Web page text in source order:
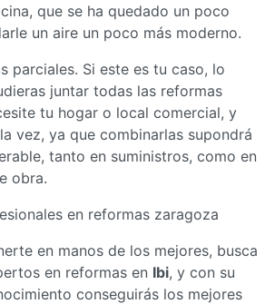
que se ha quedado un poco
un aire un poco más moderno.
parciales. Si este es tu caso, lo
juntar todas las reformas
tu hogar o local comercial, y
vez, ya que combinarlas supondrá
tanto en suministros, como en
obra.
en reformas zaragoza
en manos de los mejores, busca
en reformas en Ibi, y con su
conseguirás los mejores